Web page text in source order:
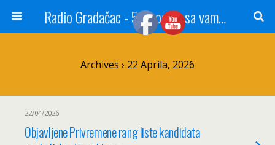
Radio Gradačac - 56 godina sa vama...
Archives › 22 Aprila, 2026
22/04/2026
Objavljene Privremene rang liste kandidata